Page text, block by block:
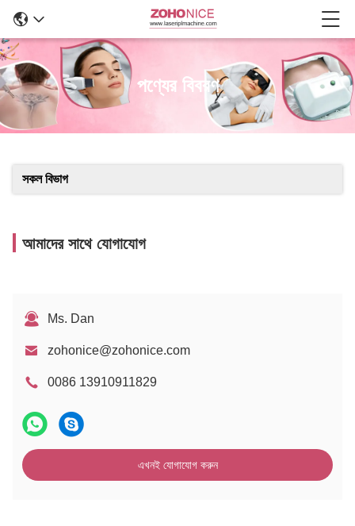
পণ্যের বিবরণ
সকল বিভাগ
আমাদের সাথে যোগাযোগ
Ms. Dan
zohonice@zohonice.com
0086 13910911829
এখনই যোগাযোগ করুন